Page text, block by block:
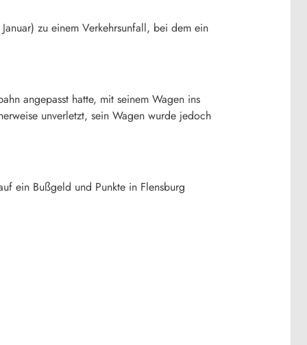
zu einem Verkehrsunfall, bei dem ein
angepasst hatte, mit seinem Wagen ins
unverletzt, sein Wagen wurde jedoch
ein Bußgeld und Punkte in Flensburg